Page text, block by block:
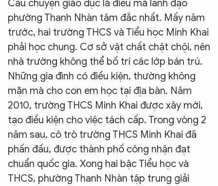
Câu chuyện giáo dục là điều mà lãnh đạo
phường Thanh Nhàn tâm đắc nhất. Mấy năm
trước, hai trường THCS và Tiểu học Minh Khai
phải học chung. Cơ sở vật chất chật chội, nên
nhà trường không thể bố trí các lớp bán trú.
Những gia đình có điều kiện, thường không
mặn mà cho con em học tại địa bàn. Năm
2010, trường THCS Minh Khai được xây mới,
tạo điều kiện cho việc tách cấp. Trong vòng 2
năm sau, cô trò trường THCS Minh Khai đã
phấn đấu, được thành phố công nhận đạt
chuẩn quốc gia. Xong hai bậc Tiểu học và
THCS, phường Thanh Nhàn tập trung giải